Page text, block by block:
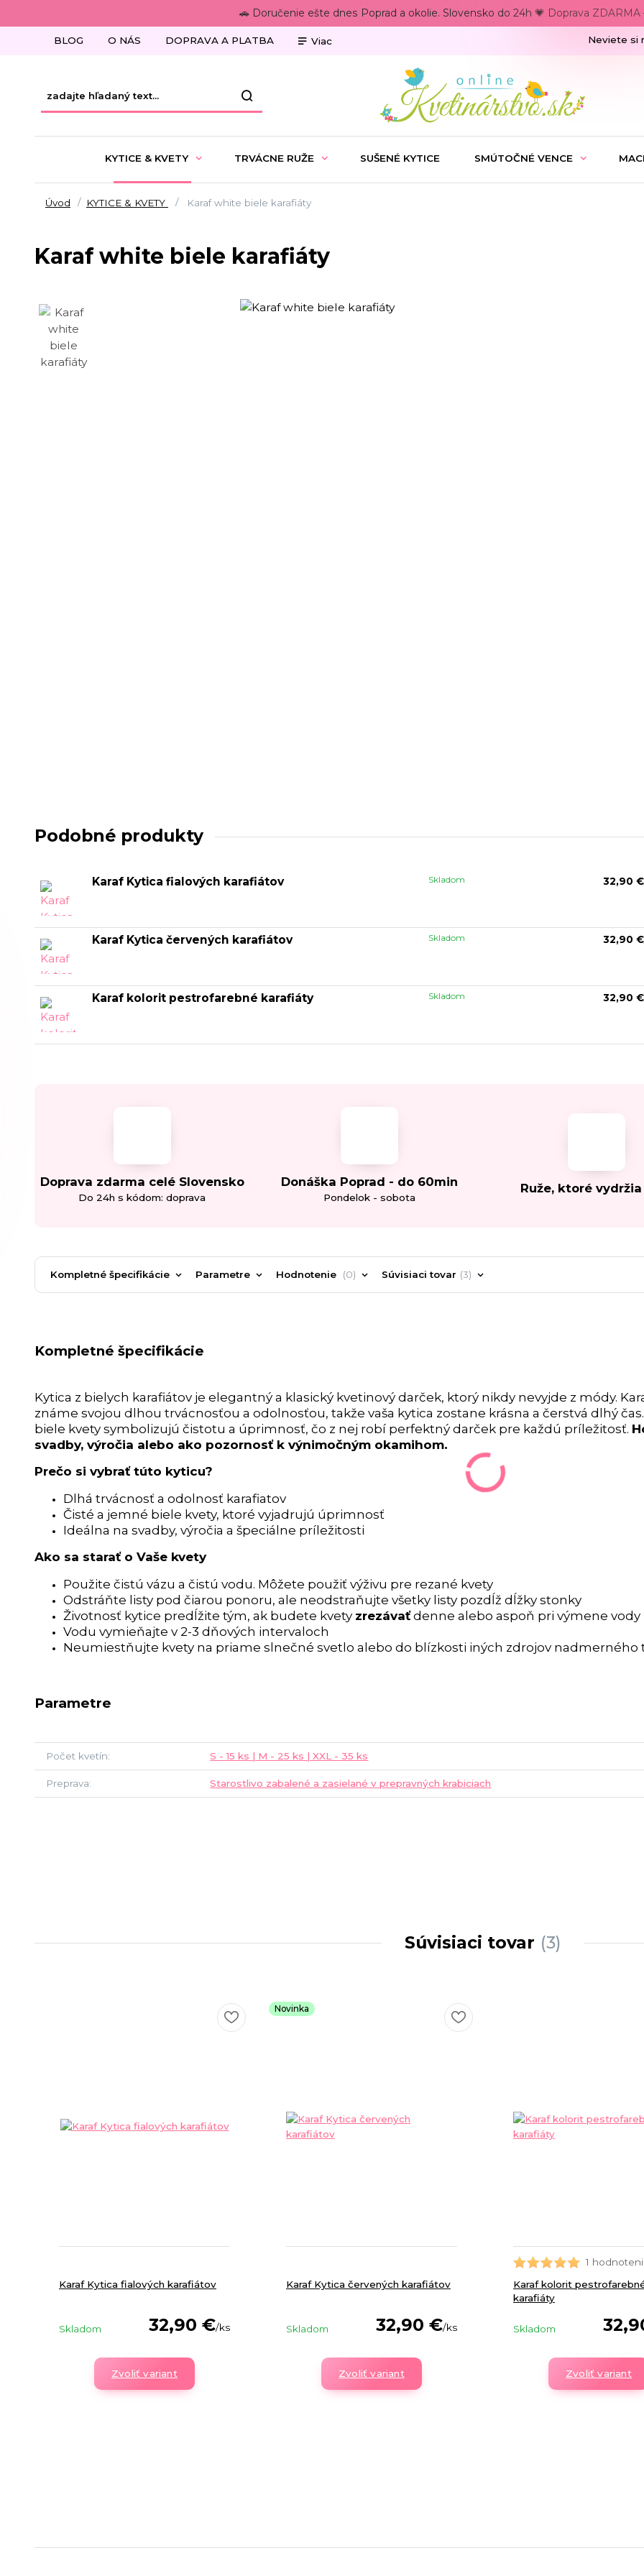
🚗 Doručenie ešte dnes Poprad a okolie. Slovensko do 24h 💗 Doprava ZDARMA
BLOG O NÁS DOPRAVA A PLATBA Viac Neviete si
KYTICE & KVETY TRVÁCNE RUŽE SUŠENÉ KYTICE SMÚTOČNÉ VENCE
Úvod KYTICE & KVETY Karaf white biele karafiáty
Karaf white biele karafiáty
Podobné produkty
Karaf Kytica fialových karafiátov 32,90 €
Skladom
Karaf Kytica červených karafiátov 32,90 €
Skladom
Karaf kolorit pestrofarebné karafiáty 32,90 €
Skladom
Doprava zdarma celé Slovensko
Do 24h s kódom: doprava
Donáška Poprad - do 60min
Pondelok - sobota
Ruže, ktoré
Kompletné špecifikácie Parametre Hodnotenie 0 Súvisiaci tovar 3
Kompletné špecifikácie
Kytica z bielych karafiátov je elegantný a klasický kvetinový darček, ktorý nikdy nevyjde z módy.
známe svojou dlhou trvácnosťou a odolnosťou, takže vaša kytica zostane krásna a čerstvá dlhý
biele kvety symbolizujú čistotu a úprimnosť, čo z nej robí perfektný darček pre každú príležitosť.
svadby, výročia alebo ako pozornosť k výnimočným okamihom.
Prečo si vybrať túto kyticu?
Dlhá trvácnosť a odolnosť karafiatov
Čisté a jemné biele kvety, ktoré vyjadrujú úprimnosť
Ideálna na svadby, výročia a špeciálne príležitosti
Ako sa starať o Vaše kvety
Použite čistú vázu a čistú vodu. Môžete použiť výživu pre rezané kvety
Odstráňte listy pod čiarou ponoru, ale neodstraňujte všetky listy pozdĺž dĺžky stonky
Životnosť kytice predĺžite tým, ak budete kvety zrezávaťdenne alebo aspoň pri výmene vody
Vodu vymieňajte v 2-3 dňových intervaloch
Neumiestňujte kvety na priame slnečné svetlo alebo do blízkosti iných zdrojov nadmerného
Parametre
Počet kvetín S - 15 ks | M - 25 ks | XXL - 35 ks
Preprava Starostlivo zabalené a zasielané v prepravných krabiciach
Súvisiaci tovar 3
Karaf Kytica fialových karafiátov
32,90 €/ks
Skladom
Zvoliť variant
Novinka
Karaf Kytica červených karafiátov
32,90 €/ks
Skladom
Zvoliť variant
1
Karaf kolorit
karafiáty
Skladom
Zvoliť variant